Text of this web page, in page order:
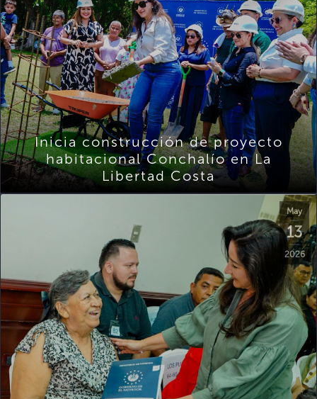
Inicia construcción de proyecto
habitacional Conchalío en La
Libertad Costa
May
13
2026